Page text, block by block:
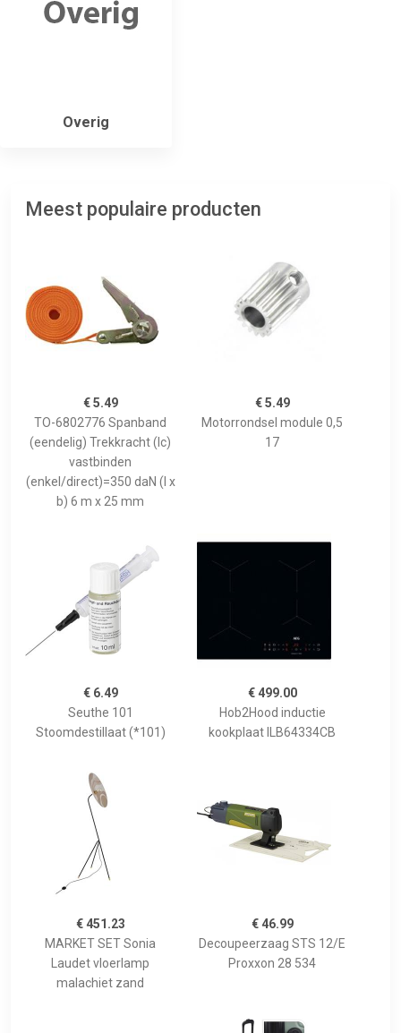
Overig
Meest populaire producten
€ 5.49
TO-6802776 Spanband
(eendelig) Trekkracht (lc)
vastbinden
(enkel/direct)=350 daN (l x
b) 6 m x 25 mm
€ 5.49
Motorrondsel module 0,5
17
€ 6.49
Seuthe 101
Stoomdestillaat (*101)
€ 499.00
Hob2Hood inductie
kookplaat ILB64334CB
€ 451.23
MARKET SET Sonia
Laudet vloerlamp
malachiet zand
€ 46.99
Decoupeerzaag STS 12/E
Proxxon 28 534